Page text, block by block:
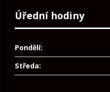
Úřední hodiny
Pondělí:
Středa: